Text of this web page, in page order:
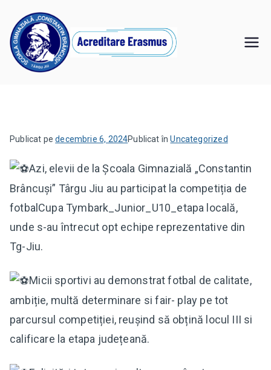
conținut
Şcoala
Brâncuşi" Târgu
Jiu
,,Învăţăm pentru noi, învăţăm pentru viitor"
Publicat pedecembrie 6, 2024Publicat înUncategorized
Azi, elevii de la Școala Gimnazială „Constantin
Brâncuși” Târgu Jiu au participat la competiția de
fotbalCupa Tymbark_Junior_U10_etapa locală,
unde s-au întrecut opt echipe reprezentative din
Tg-Jiu.
Micii sportivi au demonstrat fotbal de calitate,
ambiție, multă determinare si fair- play pe tot
parcursul competiției, reușind să obțină locul III si
calificare la etapa județeană.